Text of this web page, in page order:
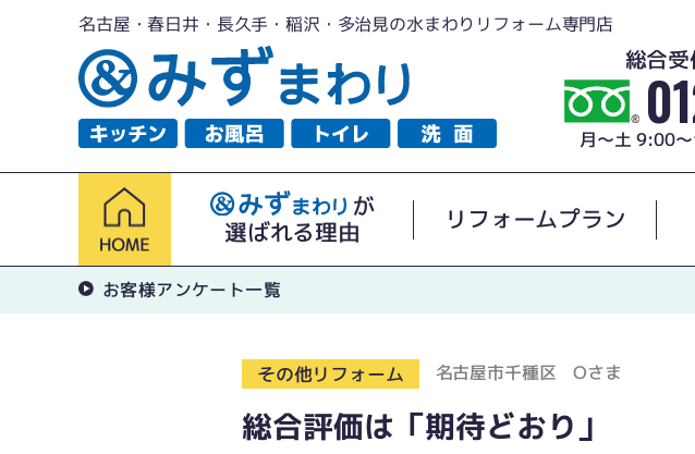
名古屋・春日井・長久手・稲沢・多治見の水まわりリフォーム専門店
総合
月～土 9:00
が
選ばれる理由
リフォームプラン
お客様アンケート一覧
その他リフォーム 名古屋市千種区 Oさま
総合評価は「期待どおり」